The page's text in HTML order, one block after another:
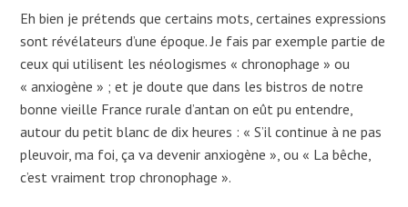
Eh bien je prétends que certains mots, certaines expressions
sont révélateurs d’une époque. Je fais par exemple partie de
ceux qui utilisent les néologismes « chronophage » ou
« anxiogène » ; et je doute que dans les bistros de notre
bonne vieille France rurale d’antan on eût pu entendre,
autour du petit blanc de dix heures : « S’il continue à ne pas
pleuvoir, ma foi, ça va devenir anxiogène », ou « La bêche,
c’est vraiment trop chronophage ».